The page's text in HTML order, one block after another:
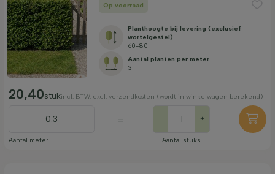
Op voorraad
Planthoogte bij levering (exclusief
wortelgestel)
60-80
Aantal planten per meter
3
20,40stukincl. BTW. excl. verzendkosten (wordt in winkelwagen berekend)
Aantal meter
= - +
Aantal stuks